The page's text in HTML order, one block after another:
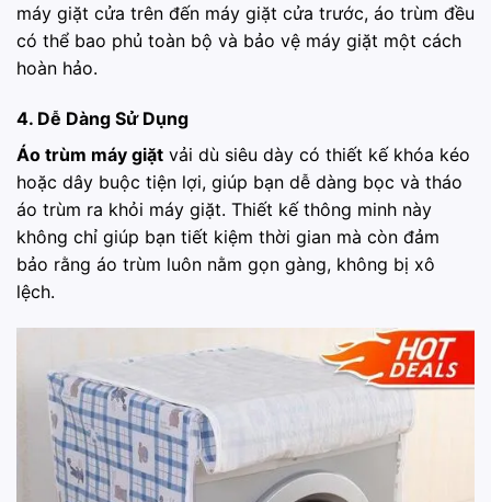
máy giặt cửa trên đến máy giặt cửa trước, áo trùm đều
có thể bao phủ toàn bộ và bảo vệ máy giặt một cách
hoàn hảo.
4. Dễ Dàng Sử Dụng
Áo trùm máy giặt vải dù siêu dày có thiết kế khóa kéo
hoặc dây buộc tiện lợi, giúp bạn dễ dàng bọc và tháo
áo trùm ra khỏi máy giặt. Thiết kế thông minh này
không chỉ giúp bạn tiết kiệm thời gian mà còn đảm
bảo rằng áo trùm luôn nằm gọn gàng, không bị xô
lệch.